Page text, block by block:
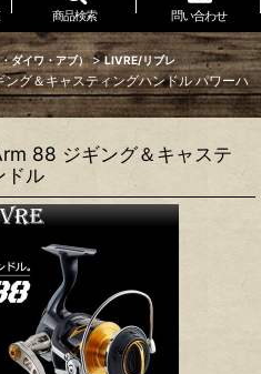
商品検索 問い合わせ
ダイワ・アブ） > LIVRE/リブレ
グ＆キャスティングハンドル パワーハ
88 ジギング＆キャステ
ドル